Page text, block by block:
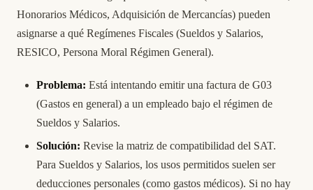
Honorarios Médicos, Adquisición de Mercancías) pueden
asignarse a qué Regímenes Fiscales (Sueldos y Salarios,
RESICO, Persona Moral Régimen General).
Problema: Está intentando emitir una factura de G03
(Gastos en general) a un empleado bajo el régimen de
Sueldos y Salarios.
Solución: Revise la matriz de compatibilidad del SAT.
Para Sueldos y Salarios, los usos permitidos suelen ser
deducciones personales (como gastos médicos). Si no hay